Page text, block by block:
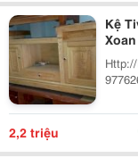
Kệ
2,2 triệu